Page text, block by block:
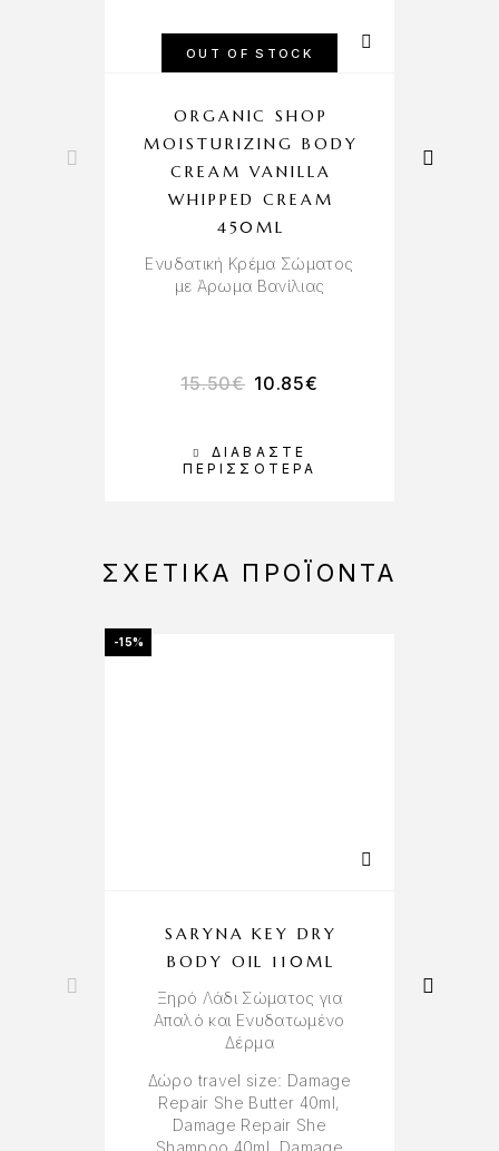
OUT OF STOCK
ΔΙΑΒΆΣΤΕ
ΠΕΡΙΣΣΌΤΕΡΑ
ORGANIC SHOP
MOISTURIZING BODY
CREAM VANILLA
WHIPPED CREAM
450ML
Ενυδατική Κρέμα Σώματος
με Άρωμα Βανίλιας
15.50€ 10.85€
ΣΧΕΤΙΚΆ ΠΡΟΪΌΝΤΑ
-15%
SARYNA KEY DRY
BODY OIL 110ML
Ξηρό Λάδι Σώματος για
Απαλό και Ενυδατωμένο
Δέρμα
Δώρο travel size: Damage
Repair She Butter 40ml,
Damage Repair She